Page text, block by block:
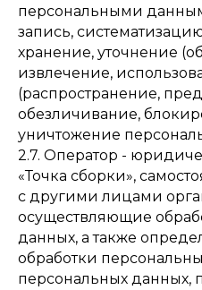
персональными
запись,
хранение, уточнение
извлечение,
(распространение,
обезличивание,
уничтожение
2.7. Оператор -
«Точка сборки»,
с другими лицами
осуществляющие
данных, а также
обработки
персональных данных,